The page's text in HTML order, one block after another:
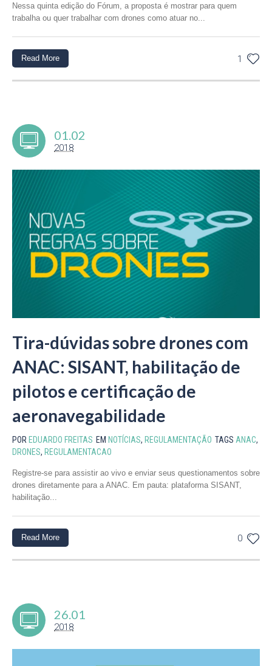
Nessa quinta edição do Fórum, a proposta é mostrar para quem
trabalha ou quer trabalhar com drones como atuar no...
1
Read More
01.02
2018
Tira-dúvidas sobre drones com
ANAC: SISANT, habilitação de
pilotos e certificação de
aeronavegabilidade
POR EDUARDO FREITAS EM NOTÍCIAS, REGULAMENTAÇÃO TAGS ANAC,
DRONES, REGULAMENTACAO
Registre-se para assistir ao vivo e enviar seus questionamentos sobre
drones diretamente para a ANAC. Em pauta: plataforma SISANT,
habilitação...
0
Read More
26.01
2018